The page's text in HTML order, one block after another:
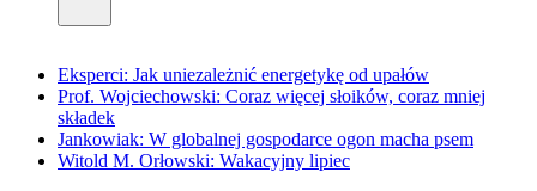
Eksperci: Jak uniezależnić energetykę od upałów
Prof. Wojciechowski: Coraz więcej słoików, coraz mniej
składek
Jankowiak: W globalnej gospodarce ogon macha psem
Witold M. Orłowski: Wakacyjny lipiec